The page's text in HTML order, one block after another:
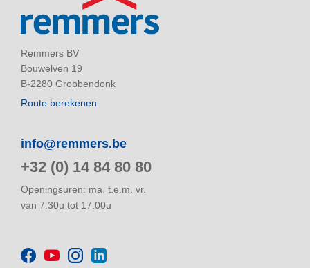
Remmers BV
Bouwelven 19
B-2280 Grobbendonk
Route berekenen
info@remmers.be
+32 (0) 14 84 80 80
Openingsuren: ma. t.e.m. vr.
van 7.30u tot 17.00u